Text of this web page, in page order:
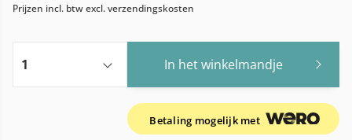
Prijzen incl. btwexcl. verzendingskosten
In het winkelmandje
Betaling mogelijk met